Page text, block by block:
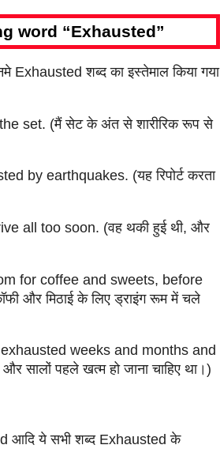
word “Exhausted”
शब्द का इस्तेमाल किया गया
set. (मैं सेट के अंत से शारीरिक रूप से
by earthquakes. (यह रिपोर्ट करता
all too soon. (वह थकी हुई थी, और
for coffee and sweets, before
और मिठाई के लिए ड्राइंग रूम में चले
weeks and months and
सालों पहले खत्म हो जाना चाहिए था।)
आदि ये सभी शब्द Exhausted के